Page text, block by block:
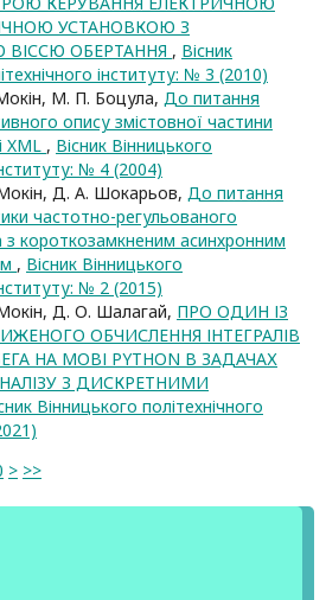
УСТАНОВКОЮ З
ОБЕРТАННЯ , Вісник
інституту: № 3 (2010)
М. П. Боцула, До питання
опису змістовної частини
XML , Вісник Вінницького
№ 4 (2004)
Д. А. Шокарьов, До питання
частотно-регульованого
короткозамкненим асинхронним
, Вісник Вінницького
№ 2 (2015)
Д. О. Шалагай, ПРО ОДИН ІЗ
ОБЧИСЛЕННЯ ІНТЕГРАЛІВ
НА МОВІ PYTHON В ЗАДАЧАХ
З ДИСКРЕТНИМИ
Вінницького політехнічного
> >>